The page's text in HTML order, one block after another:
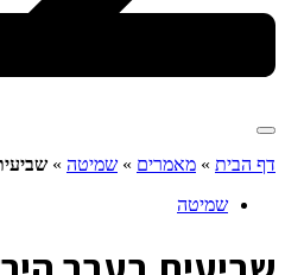
דף הבית » מאמרים » שמיטה »
שמיטה